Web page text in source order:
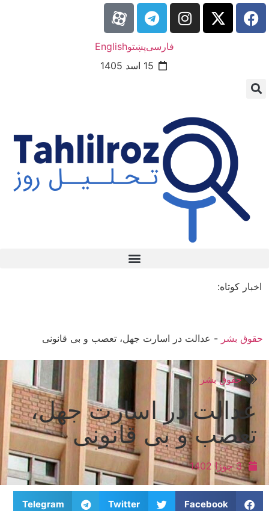
فارسی پښتوEnglish
15 اسد 1405
کوتاه:
بشر -عدالت در اسارت جهل، تعصب و بی ­قانونی
حقوق بشر
در اسارت جهل،
و بی ­قانونی
3 جوزا 1402
Facebook
Twitter
Telegram